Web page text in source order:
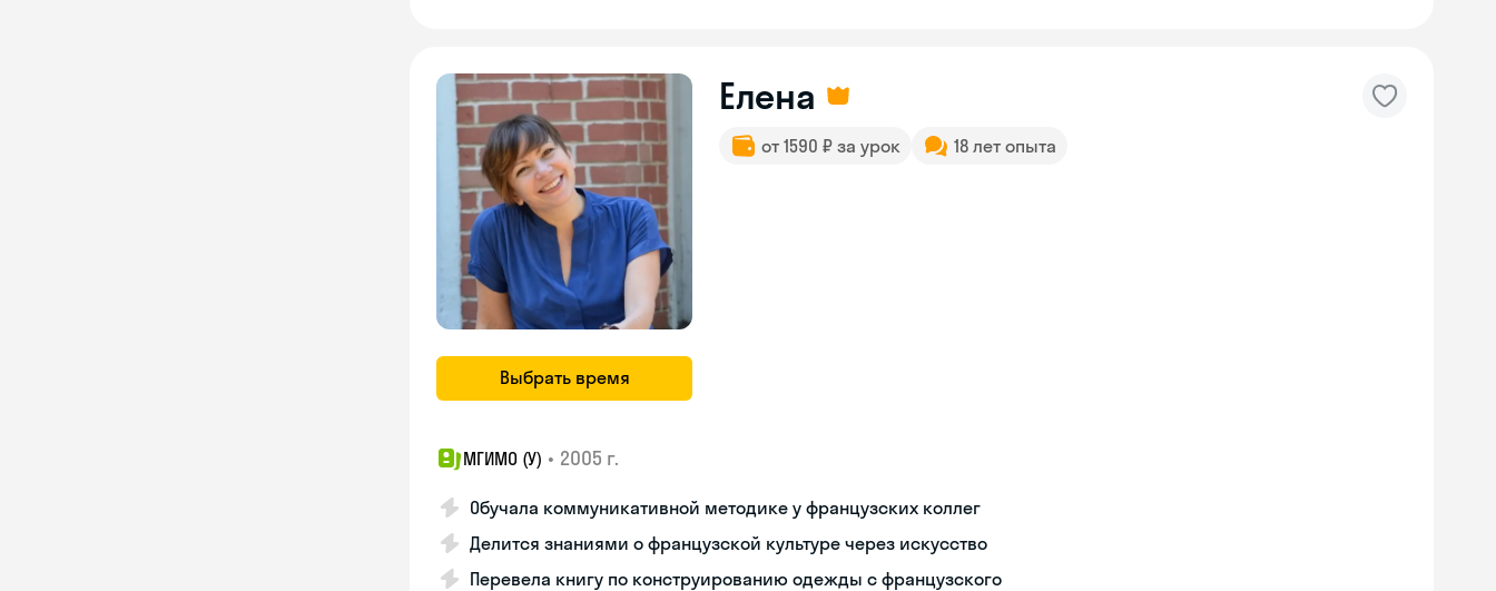
Выбрать время
Елена
от 1590 ₽ за урок 18 лет опыта
МГИМО (У) • 2005 г.
Обучала коммуникативной методике у французских коллег
Делится знаниями о французской культуре через искусство
Перевела книгу по конструированию одежды с французского